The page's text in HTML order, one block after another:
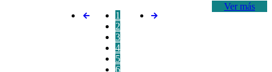
Ver más
1
2
3
4
5
6